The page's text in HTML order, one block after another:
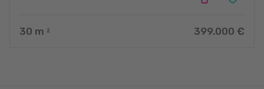
30 m 2 399.000 €